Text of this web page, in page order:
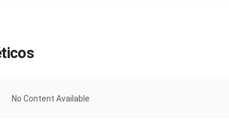
No Content Available